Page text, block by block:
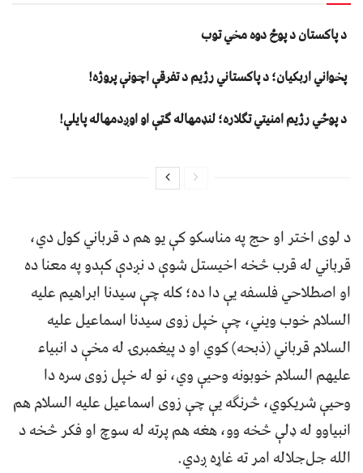
د پاکستان د پوځ دوه مخي توب
پخواني اربکیان؛ د پاکستاني رژیم د تفرقې اچونې پروژه!
د پوځي رژیم امنیتي تګلاره؛ لنډمهاله ګټې او اوږدمهاله پایلې!
د لوی اختر او حج په مناسکو کې یو هم د قرباني کول دي،
قرباني له قرب څخه اخیستل شوې د نږدې کېدو په معنا ده
او اصطلاحي فلسفه یې دا ده؛ کله چې سیدنا ابراهیم علیه
السلام خوب ویني، چې خپل زوی سیدنا اسماعیل علیه
السلام قرباني (ذبحه) کوي او د پیغمبرۍ له مخې د انبیاء
علیهم السلام خوبونه وحیې وي، نو له خپل زوی سره دا
وحیې شریکوي، څرنګه یې چې زوی اسماعیل علیه السلام هم
انبیاوو له ډلې څخه وو، هغه هم پرته له سوچ او فکر څخه د
الله جل‌جلاله امر ته غاړه ږدي.